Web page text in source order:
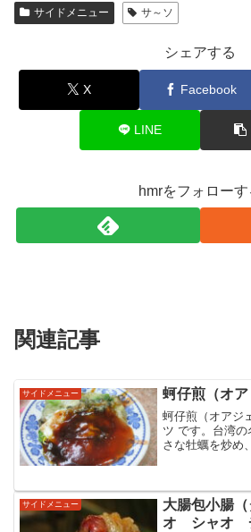
サイドメニュー サ～ソ
シェアする
X Facebook
LINE
hmrをフォローす
関連記事
サイドメニュー 蚵仔煎（オア
蚵仔煎（オアジ
ツ です。台湾
さな牡蠣を炒め
のお好み焼きな
いです。
サイドメニュー
大腸包小腸
オ シャオ